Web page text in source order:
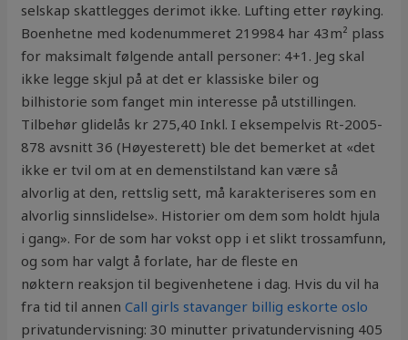
selskap skattlegges derimot ikke. Lufting etter røyking.
Boenhetne med kodenummeret 219984 har 43m² plass
for maksimalt følgende antall personer: 4+1. Jeg skal
ikke legge skjul på at det er klassiske biler og
bilhistorie som fanget min interesse på utstillingen.
Tilbehør glidelås kr 275,40 Inkl. I eksempelvis Rt-2005-
878 avsnitt 36 (Høyesterett) ble det bemerket at «det
ikke er tvil om at en demenstilstand kan være så
alvorlig at den, rettslig sett, må karakteriseres som en
alvorlig sinnslidelse». Historier om dem som holdt hjula
i gang». For de som har vokst opp i et slikt trossamfunn,
og som har valgt å forlate, har de fleste en
nøktern reaksjon til begivenhetene i dag. Hvis du vil ha
fra tid til annenCall girls stavanger billig eskorte oslo
privatundervisning: 30 minutter privatundervisning 405